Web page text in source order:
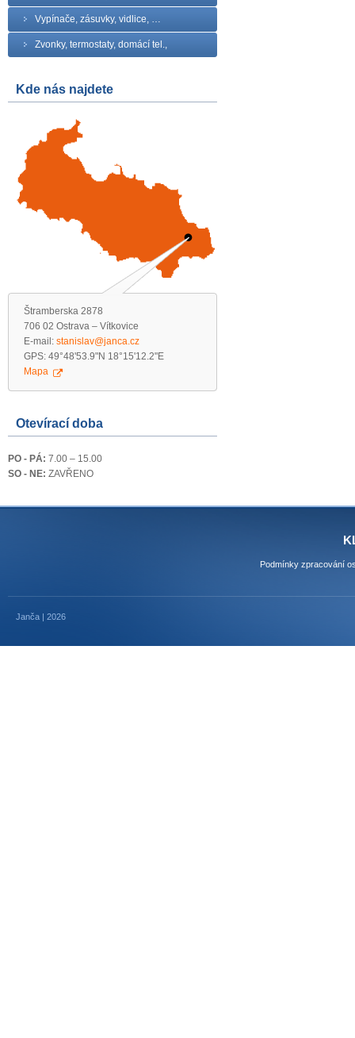
Vypínače, zásuvky, vidlice, …
Zvonky, termostaty, domácí tel.,
Kde nás najdete
Štramberska 2878
706 02 Ostrava – Vítkovice
E-mail: stanislav@janca.cz
GPS: 49°48'53.9"N 18°15'12.2"E
Mapa
Otevírací doba
PO - PÁ: 7.00 – 15.00
SO - NE: ZAVŘENO
Podmínky zpracování
Janča | 2026